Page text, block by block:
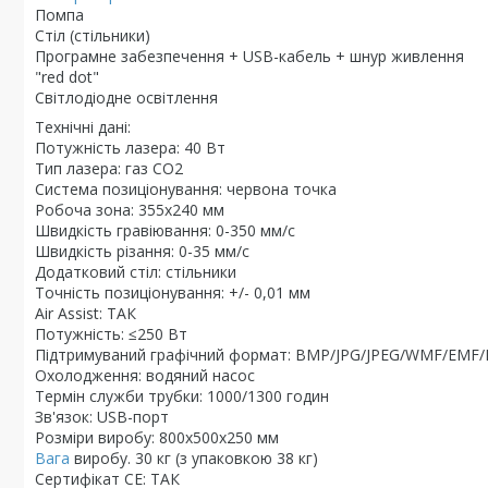
Помпа
Стіл (стільники)
Програмне забезпечення + USB-кабель + шнур живлення
"red dot"
Світлодіодне освітлення
Технічні дані:
Потужність лазера: 40 Вт
Тип лазера: газ CO2
Система позиціонування: червона точка
Робоча зона: 355x240 мм
Швидкість гравіювання: 0-350 мм/с
Швидкість різання: 0-35 мм/с
Додатковий стіл: стільники
Точність позиціонування: +/- 0,01 мм
Air Assist: ТАК
Потужність: ≤250 Вт
Підтримуваний графічний формат: BMP/JPG/JPEG/WMF/
Охолодження: водяний насос
Термін служби трубки: 1000/1300 годин
Зв'язок: USB-порт
Розміри виробу: 800х500х250 мм
Вага виробу. 30 кг (з упаковкою 38 кг)
Сертифікат CE: ТАК